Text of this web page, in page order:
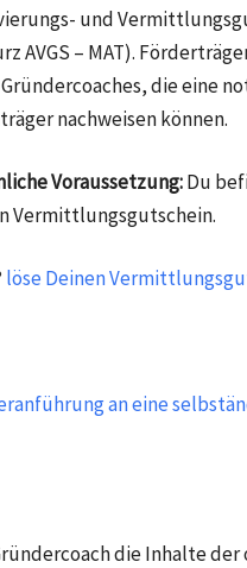
und
AVGS – MAT).
die eine
nachweisen können.
Voraussetzung:Du
Vermittlungsgutschein.
löse Deinen
an eine
die Inhalte